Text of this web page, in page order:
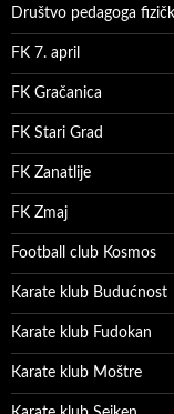
Društvo pedagoga
FK 7. april
FK Gračanica
FK Stari Grad
FK Zanatlije
FK Zmaj
Football club Kosmos
Karate klub Budućnost
Karate klub Fudokan
Karate klub Moštre